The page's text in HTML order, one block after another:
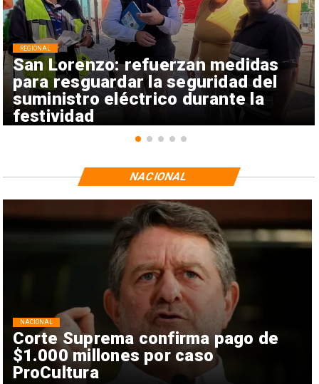
San Lorenzo: refuerzan medidas
para resguardar la seguridad del
suministro eléctrico durante la
festividad
REGIONAL
Corte Suprema confirma pago de
$1.000 millones por caso
ProCultura
NACIONAL
NACIONAL